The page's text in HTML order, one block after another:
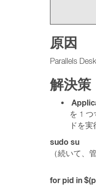
原因
Parallels
解決策
を 1
ドを実
sudo su
（続いて、
for pid in